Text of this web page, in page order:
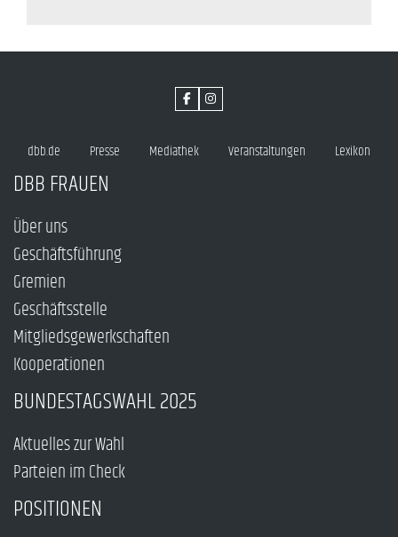
dbb.de Presse Mediathek Veranstaltungen Lexikon
DBB FRAUEN
Über uns
Geschäftsführung
Gremien
Geschäftsstelle
Mitgliedsgewerkschaften
Kooperationen
BUNDESTAGSWAHL 2025
Aktuelles zur Wahl
Parteien im Check
POSITIONEN